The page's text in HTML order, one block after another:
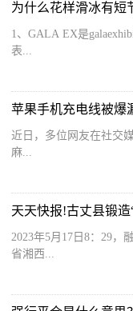
1、GALA EX是
表...
近日，多位网友在社交
麻...
天天快报!古丈县锻
2023年5月17日8：29
省湘西...